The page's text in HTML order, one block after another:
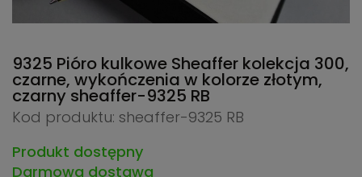
9325 Pióro kulkowe Sheaffer kolekcja 300,
czarne, wykończenia w kolorze złotym,
czarny sheaffer-9325 RB
Kod produktu: sheaffer-9325 RB
Produkt dostępny
Darmowa dostawa